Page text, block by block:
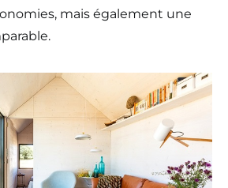
mais également une